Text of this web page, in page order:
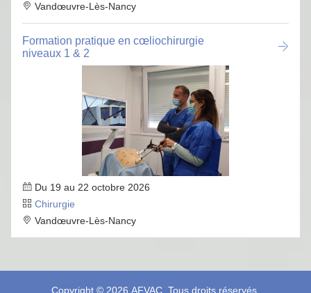
Vandœuvre-Lès-Nancy
Formation pratique en cœliochirurgie
niveaux 1 & 2
Du 19 au 22 octobre 2026
Chirurgie
Vandœuvre-Lès-Nancy
Copyright © 2026 AFVAC . Tous droits réservés.